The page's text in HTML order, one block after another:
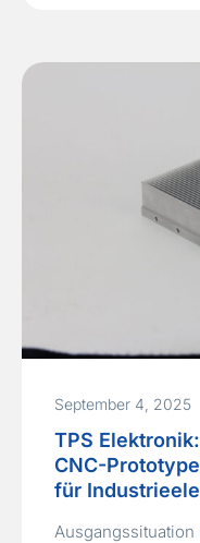
September 4, 2025
TPS
CNC-
für
Ausgangssituation